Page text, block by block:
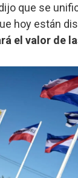
que se
hoy están
el valor de